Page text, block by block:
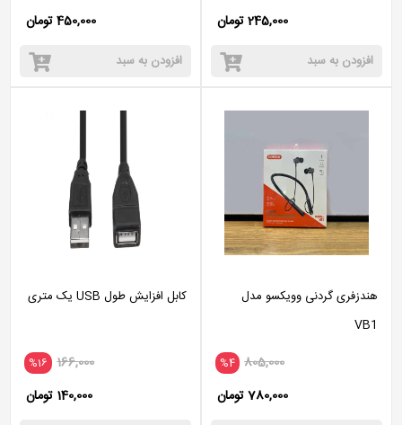
245,000 تومان
افزودن به سبد
450,000 تومان
افزودن به سبد
هندزفری گردنی وویکسو مدل
VB1
%4 805,000
780,000 تومان
کابل افزایش طول USB یک متری
%16 166,000
140,000 تومان